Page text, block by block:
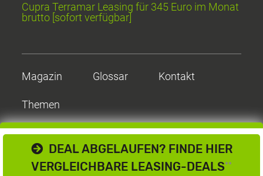
DEAL ABGELAUFEN? FINDE HIER
VERGLEICHBARE LEASING-DEALS**
Cupra Terramar Leasing für 345 Euro im Monat
brutto [sofort verfügbar]
Magazin Glossar Kontakt
Themen